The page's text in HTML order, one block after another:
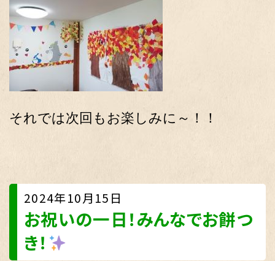
それでは次回もお楽しみに～！！
2024年10月15日
お祝いの一日！みんなでお餅つ
き！